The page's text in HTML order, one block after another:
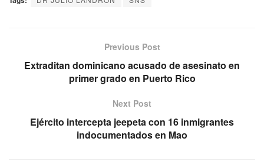
Previous Post
Extraditan dominicano acusado de asesinato en
primer grado en Puerto Rico
Next Post
Ejército intercepta jeepeta con 16 inmigrantes
indocumentados en Mao